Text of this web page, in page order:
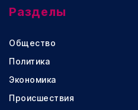
Разделы
Общество
Политика
Экономика
Происшествия